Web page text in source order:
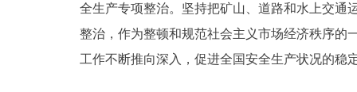
全生产专项整治。坚持把矿山、道路和水上交通
整治，作为整顿和规范社会主义市场经济秩序的
工作不断推向深入，促进全国安全生产状况的稳